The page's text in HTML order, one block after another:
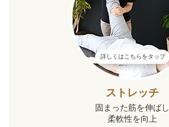
詳しくはこちらをタップ
ストレッチ
固まった筋を伸ばし
柔軟性を向上